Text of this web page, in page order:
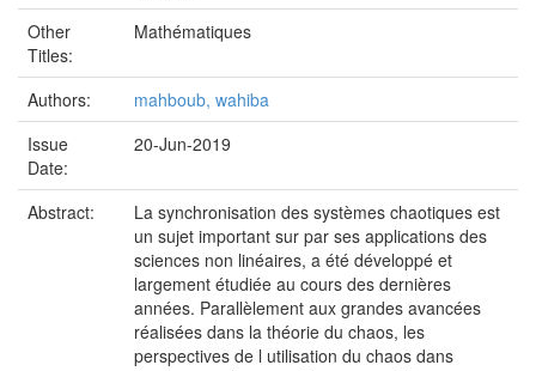
Other
Titles:
Mathématiques
Authors:
mahboub, wahiba
Issue
Date:
20-Jun-2019
Abstract:
La synchronisation des systèmes chaotiques est
un sujet important sur par ses applications des
sciences non linéaires, a été développé et
largement étudiée au cours des dernières
années. Parallèlement aux grandes avancées
réalisées dans la théorie du chaos, les
perspectives de l utilisation du chaos dans